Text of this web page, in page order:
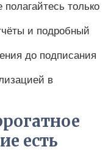
только
и подробный
до подписания
в
есть